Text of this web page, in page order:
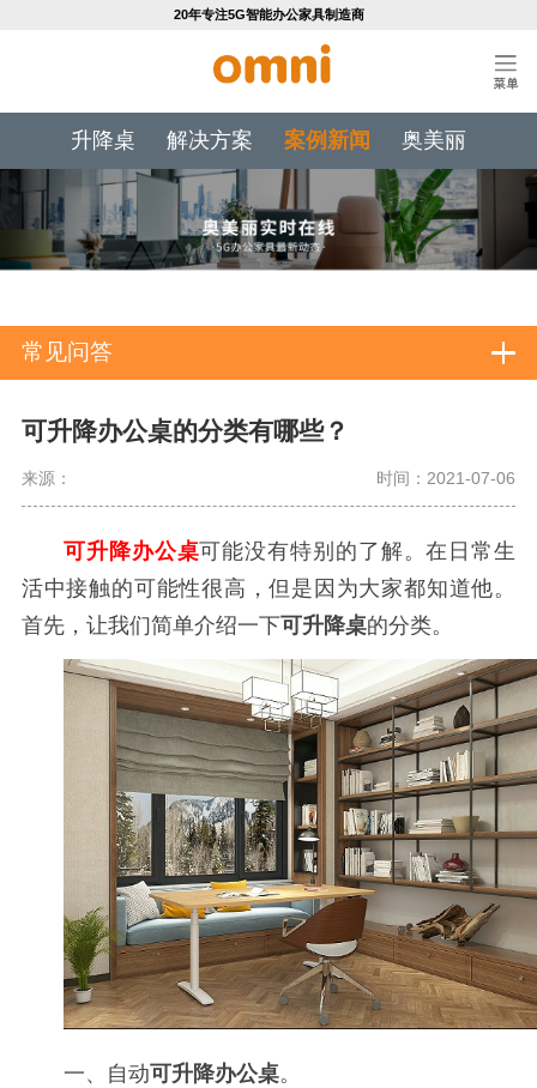
20年专注5G智能办公家具制造商
升降桌 解决方案 案例新闻 奥美丽
常见问答
可升降办公桌的分类有哪些？
来源： 时间：2021-07-06
可升降办公桌可能没有特别的了解。在日常生
活中接触的可能性很高，但是因为大家都知道他。
首先，让我们简单介绍一下可升降桌的分类。
一、自动可升降办公桌。